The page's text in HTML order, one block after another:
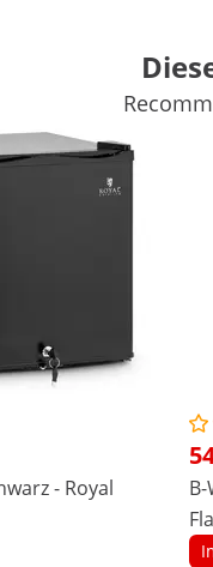
- Royal
- 1.168 L
Suppen sowie
Gastro jede
von
zu lagern. Für
zur
alles nur so viel
und der
Diese Art der